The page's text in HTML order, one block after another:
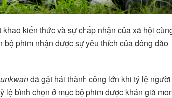
kiến ​​thức và sự chấp nhận của xã hội
phim nhận được sự yêu thích của đông đảo
đã gặt hái thành công lớn khi tỷ lệ người
lệ bình chọn ở mục bộ phim được khán giả